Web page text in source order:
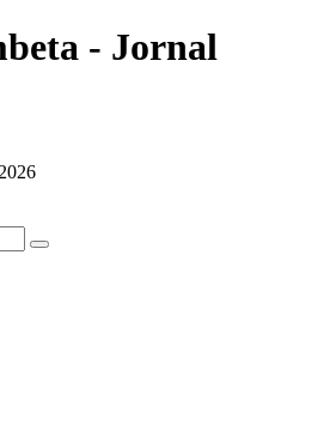
- Jornal